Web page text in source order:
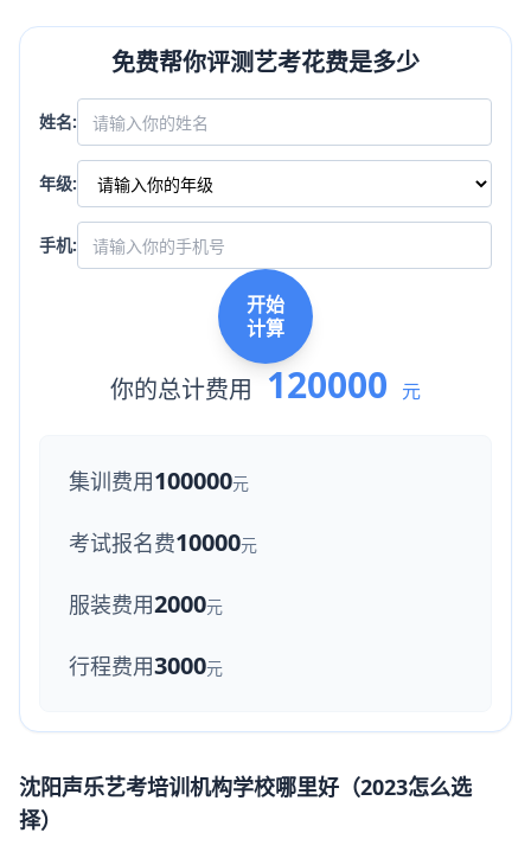
免费帮你评测艺考花费是多少
姓名:
年级:
手机:
开始
计算
你的总计费用 120000 元
集训费用100000元
考试报名费10000元
服装费用2000元
行程费用3000元
沈阳声乐艺考培训机构学校哪里好（2023怎么选
择）